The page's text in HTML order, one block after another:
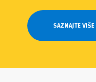
SAZNAJTE VIŠE